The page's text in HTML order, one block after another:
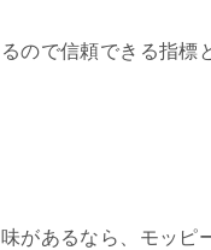
ので信頼できる指標
があるなら、モッピ